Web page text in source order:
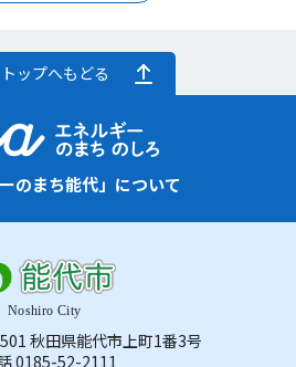
ップへもどる
のまち能代」について
秋田県能代市上町1番3号
0185-52-2111